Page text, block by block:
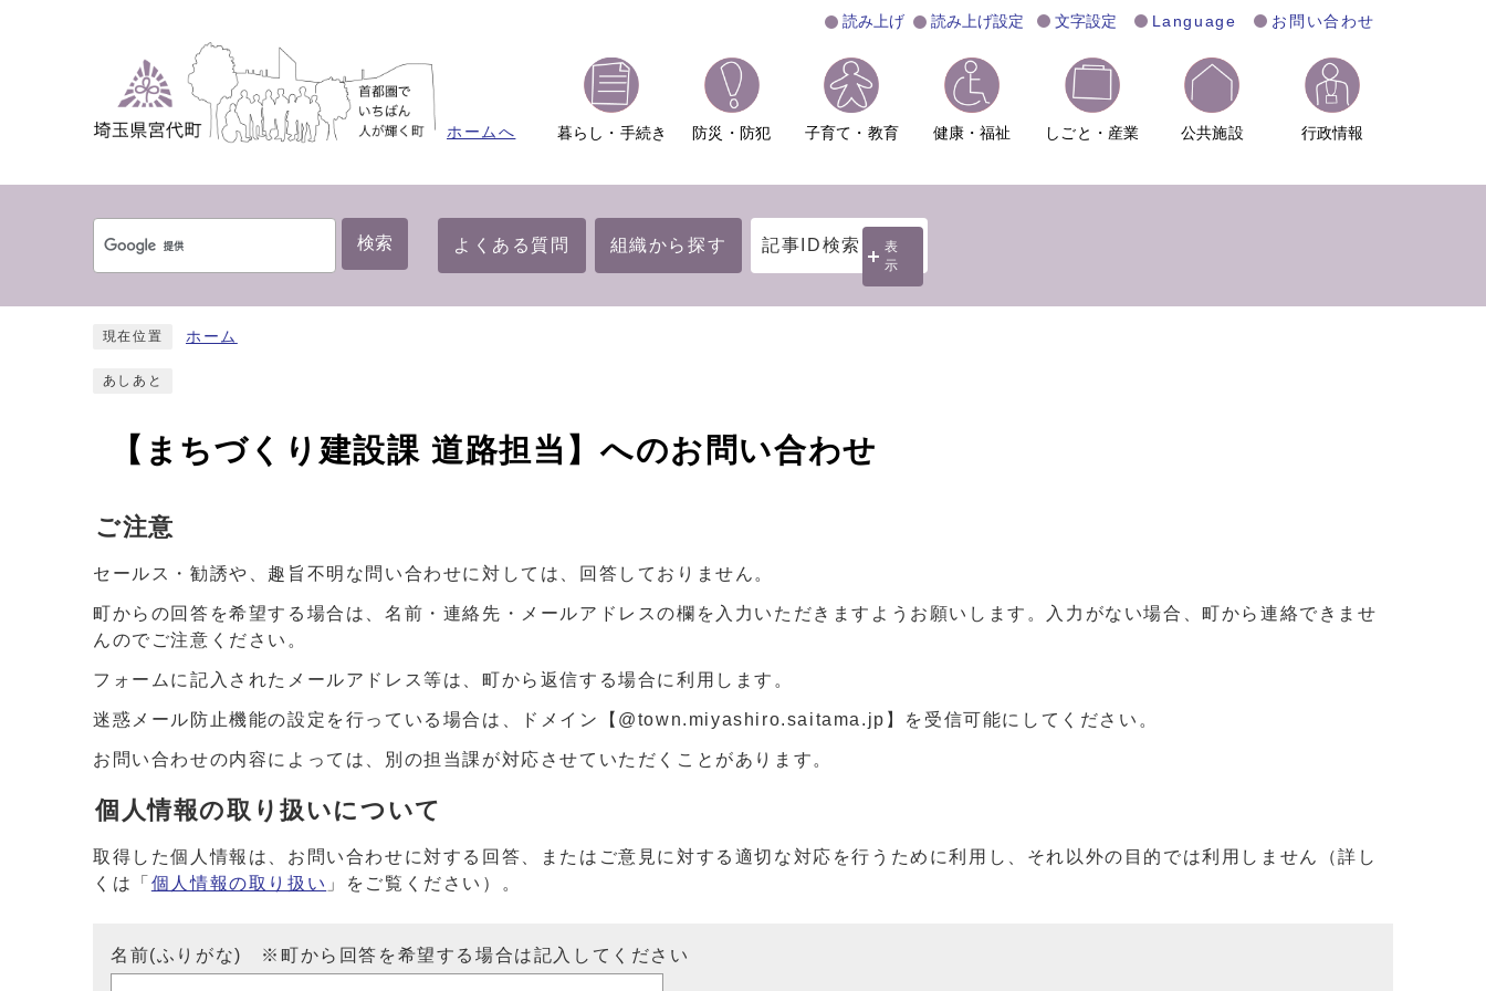
読み上げ 読み上げ設定 文字設定 Language お問い合わせ
ホームへ 暮らし・手続き 防災・防犯 子育て・教育 健康・福祉 しごと・産業 公共施設 行政情報
検索 よくある質問 組織から探す 記事ID検索
表
示
現在位置 ホーム
あしあと
【まちづくり建設課 道路担当】へのお問い合わせ
ご注意
セールス・勧誘や、趣旨不明な問い合わせに対しては、回答しておりません。
町からの回答を希望する場合は、名前・連絡先・メールアドレスの欄を入力いただきますようお願いします。入力がない場合、町から連絡できませ
んのでご注意ください。
フォームに記入されたメールアドレス等は、町から返信する場合に利用します。
迷惑メール防止機能の設定を行っている場合は、ドメイン【@town.miyashiro.saitama.jp】を受信可能にしてください。
お問い合わせの内容によっては、別の担当課が対応させていただくことがあります。
個人情報の取り扱いについて
取得した個人情報は、お問い合わせに対する回答、またはご意見に対する適切な対応を行うために利用し、それ以外の目的では利用しません（詳し
くは「 個人情報の取り扱い 」をご覧ください）。
名前(ふりがな) ※町から回答を希望する場合は記入してください